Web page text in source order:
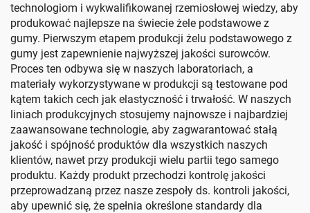
technologiom i wykwalifikowanej rzemiosłowej wiedzy, aby
produkować najlepsze na świecie żele podstawowe z
gumy. Pierwszym etapem produkcji żelu podstawowego z
gumy jest zapewnienie najwyższej jakości surowców.
Proces ten odbywa się w naszych laboratoriach, a
materiały wykorzystywane w produkcji są testowane pod
kątem takich cech jak elastyczność i trwałość. W naszych
liniach produkcyjnych stosujemy najnowsze i najbardziej
zaawansowane technologie, aby zagwarantować stałą
jakość i spójność produktów dla wszystkich naszych
klientów, nawet przy produkcji wielu partii tego samego
produktu. Każdy produkt przechodzi kontrolę jakości
przeprowadzaną przez nasze zespoły ds. kontroli jakości,
aby upewnić się, że spełnia określone standardy dla